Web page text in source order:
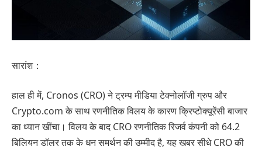
सारांश：
हाल ही में, Cronos (CRO) ने ट्रम्प मीडिया टेक्नोलॉजी ग्रुप और
Crypto.com के साथ रणनीतिक विलय के कारण क्रिप्टोक्यूरेंसी बाजार
का ध्यान खींचा। विलय के बाद CRO रणनीतिक रिजर्व कंपनी को 64.2
बिलियन डॉलर तक के धन समर्थन की उम्मीद है, यह खबर सीधे CRO की